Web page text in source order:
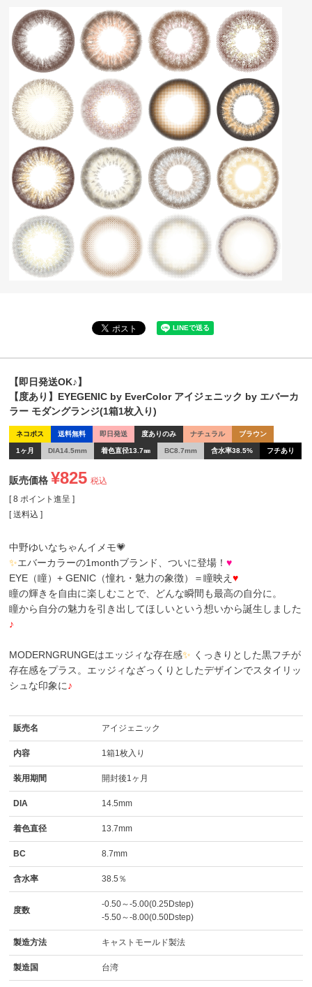
【即日発送OK♪】
【度あり】EYEGENIC by EverColor アイジェニック by エバーカ
ラー モダングランジ(1箱1枚入り)
ネコポス 送料無料 即日発送 度ありのみ ナチュラル ブラウン
1ヶ月 DIA14.5mm 着色直径13.7㎜ BC8.7mm 含水率38.5% フチあり
販売価格 ¥825 税込
[ 8 ポイント進呈 ]
送料込
中野ゆいなちゃんイメモ💗
✨エバーカラーの1monthブランド、ついに登場！ ♥
EYE（瞳）+ GENIC（憧れ・魅力の象徴）＝瞳映え ♥
瞳の輝きを自由に楽しむことで、どんな瞬間も最高の自分に。
瞳から自分の魅力を引き出してほしいという想いから誕生しました
♪
MODERNGRUNGEはエッジィな存在感✨ くっきりとした黒フチが
存在感をプラス。エッジィなざっくりとしたデザインでスタイリッ
シュな印象に♪
販売名 アイジェニック
内容 1箱1枚入り
装用期間 開封後1ヶ月
DIA 14.5mm
着色直径 13.7mm
BC 8.7mm
含水率 38.5％
度数
-0.50～-5.00(0.25Dstep)
-5.50～-8.00(0.50Dstep)
製造方法 キャストモールド製法
製造国 台湾